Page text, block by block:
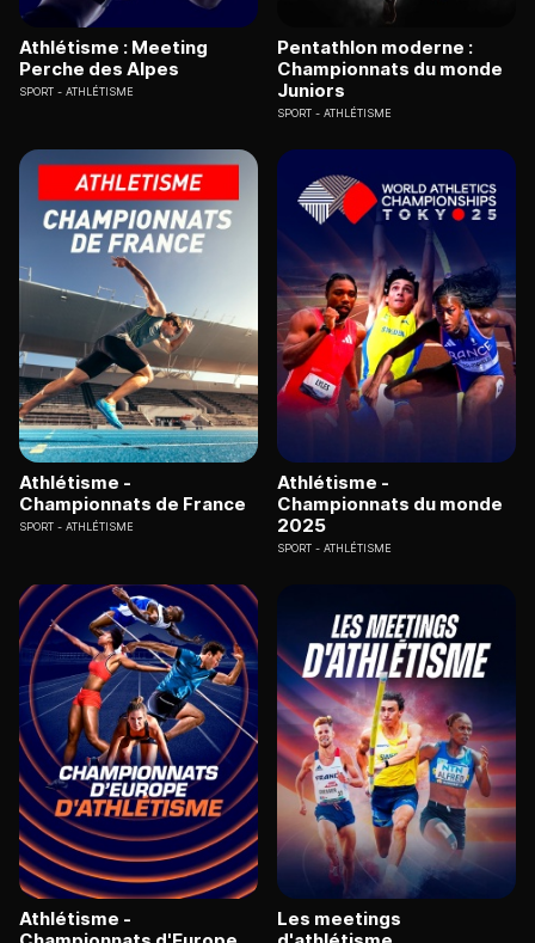
Athlétisme : Meeting
Perche des Alpes
SPORT ATHLÉTISME
Pentathlon moderne :
Championnats du monde
Juniors
SPORT ATHLÉTISME
Athlétisme -
Championnats de France
SPORT ATHLÉTISME
Athlétisme -
Championnats du monde
2025
SPORT ATHLÉTISME
Athlétisme -
Les meetings